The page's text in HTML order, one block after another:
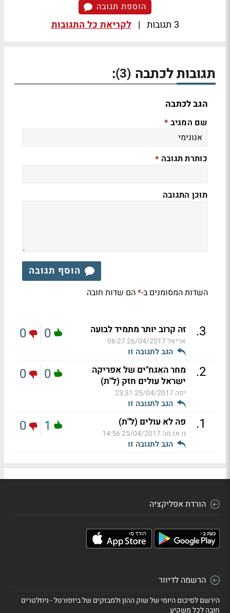
הוספת תגובה
3 תגובות | לקריאת כל התגובות
תגובות לכתבה (3)
:
הגב לכתבה
שם המגיב *
כותרת תגובה *
תוכן התגובה
הוסף תגובה
השדות המסומנים ב-*הם שדות חובה
3
. זה קרוב יותר מתמיד לבועה
אריאל26/04/2017 06:27
הגב לתגובה זו
0
0
2
.
מחר האגח"ים של אפריקה
ישראל עולים חזק (ל"ת)
יפה 25/04/2017 23:31
הגב לתגובה זו
0
0
1
. פה לא עולים (ל"ת)
נו אז מה 25/04/2017 14:56
הגב לתגובה זו
1
0
הורדת אפליקציה
הרשמה לדיוור
הירשם לסיכום היומי של שוק ההון ולמבזקים של ביזפורטל - ניוזלטרים
חובה לכל משקיע